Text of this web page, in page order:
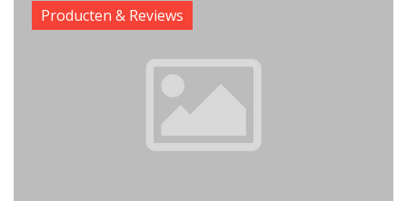
Producten & Reviews